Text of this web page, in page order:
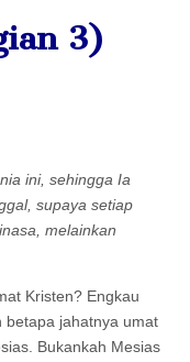
3)
ini, sehingga Ia
supaya setiap
melainkan
Kristen? Engkau
betapa jahatnya umat
Bukankah Mesias